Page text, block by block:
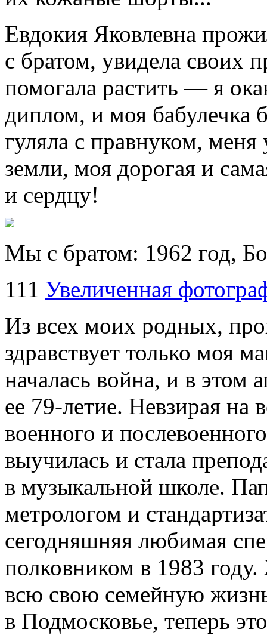
Евдокия Яковлевна
с братом, увидела своих
помогала растить — я
диплом, и моя бабулечка
гуляла с правнуком,
земли, моя дорогая и
и сердцу!
Мы с братом: 1962 год,
111 Увеличенная
Из всех моих родных,
здравствует только моя
началась война, и в этом
ее 79-летие. Невзирая на
военного и
выучилась и стала
в музыкальной школе.
метрологом и
сегодняшняя любимая
полковником в 1983
всю свою семейную
в Подмосковье, теперь